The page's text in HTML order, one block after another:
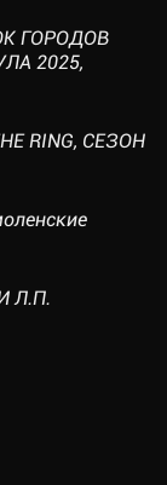
ГОРОДОВ
2025,
RING, СЕЗОН
Л.П.